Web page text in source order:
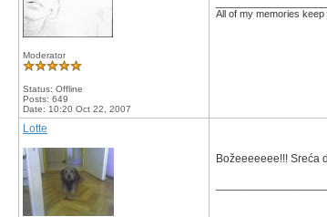
Moderator
Status: Offline
Posts: 649
Date: 10:20 Oct 22, 2007
All of my memories
Lotte
Božeeeeeee!!! Sreća